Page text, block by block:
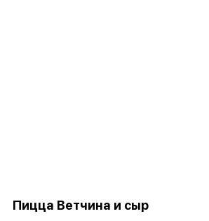
Пицца Ветчина и сыр